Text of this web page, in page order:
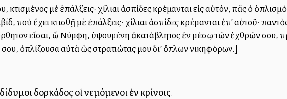
μὲ ἐπάλξεις· χίλιαι ἀσπίδες κρέμανται εἰς αὐτόν, πᾶς ὁ
ποὺ ἔχει κτισθῇ μὲ ἐπάλξεις· χίλιαι ἀσπίδες κρέμανται ἐπ’ αὐτοῦ·
εἶσαι, ὦ Νύμφη, ὑψουμένη ἀκατάβλητος ἐν μέσῳ τῶν ἐχθρῶν σου,
ὁπλίζουσα αὐτὰ ὡς στρατιώτας μου δι’ ὅπλων νικηφόρων.]
δορκάδος οἱ νεμόμενοι ἐν κρίνοις.